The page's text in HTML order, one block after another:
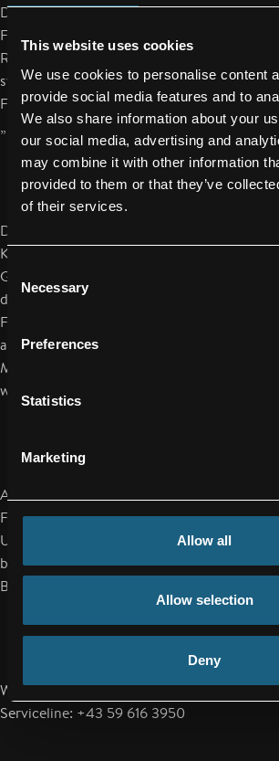
This website uses cookies
We use cookies to personalise content
provide social media features and to
We also share information about your
our social media, advertising and
may combine it with other information
provided to them or that they’ve
of their services.
Consent
Selection
Necessary
Preferences
Statistics
Marketing
Allow all
Allow selection
Deny
Darüber hinaus verfügt FACC über
Flexibilität und fachliche Kompetenz in der
Reparatur von innovativen
systemen. Einer der jüngsten
FACC im Bereich der
„Passenger Luggage Space Upgrade“.
Dieses Interiors-Produkt verbessert nicht
Kabine durch neugestaltete Klappen und
Gepäckablagen, sondern auch deren
deutlich mehr Stauraum bei gleichzeitiger
Fluggesellschaften wird bei den neu
auch ein breites Spektrum an
Möglichkeiten geboten. Darüber hinaus
wenigen Stunden am Flugzeug
Austrian Airlines, Kooperationspartner und
FACC für diese neue Produktinnovation,
Upgrade ihrer A320 Classic Kabine.
bedeutet mehr Gepäckraum auch
Boardingzeiten.
Weitere Informationen unter:
Serviceline: +43 59 616 3950